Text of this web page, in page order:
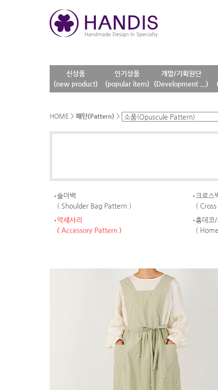
신상품
(new product)
인기상품
(popular item)
개발/기획원단
(Development ...)
HOME > 패턴(Pattern) >
숄더백
( Shoulder Bag Pattern )
크로스
(
악세사리
( Accessory Pattern )
홈데코
(